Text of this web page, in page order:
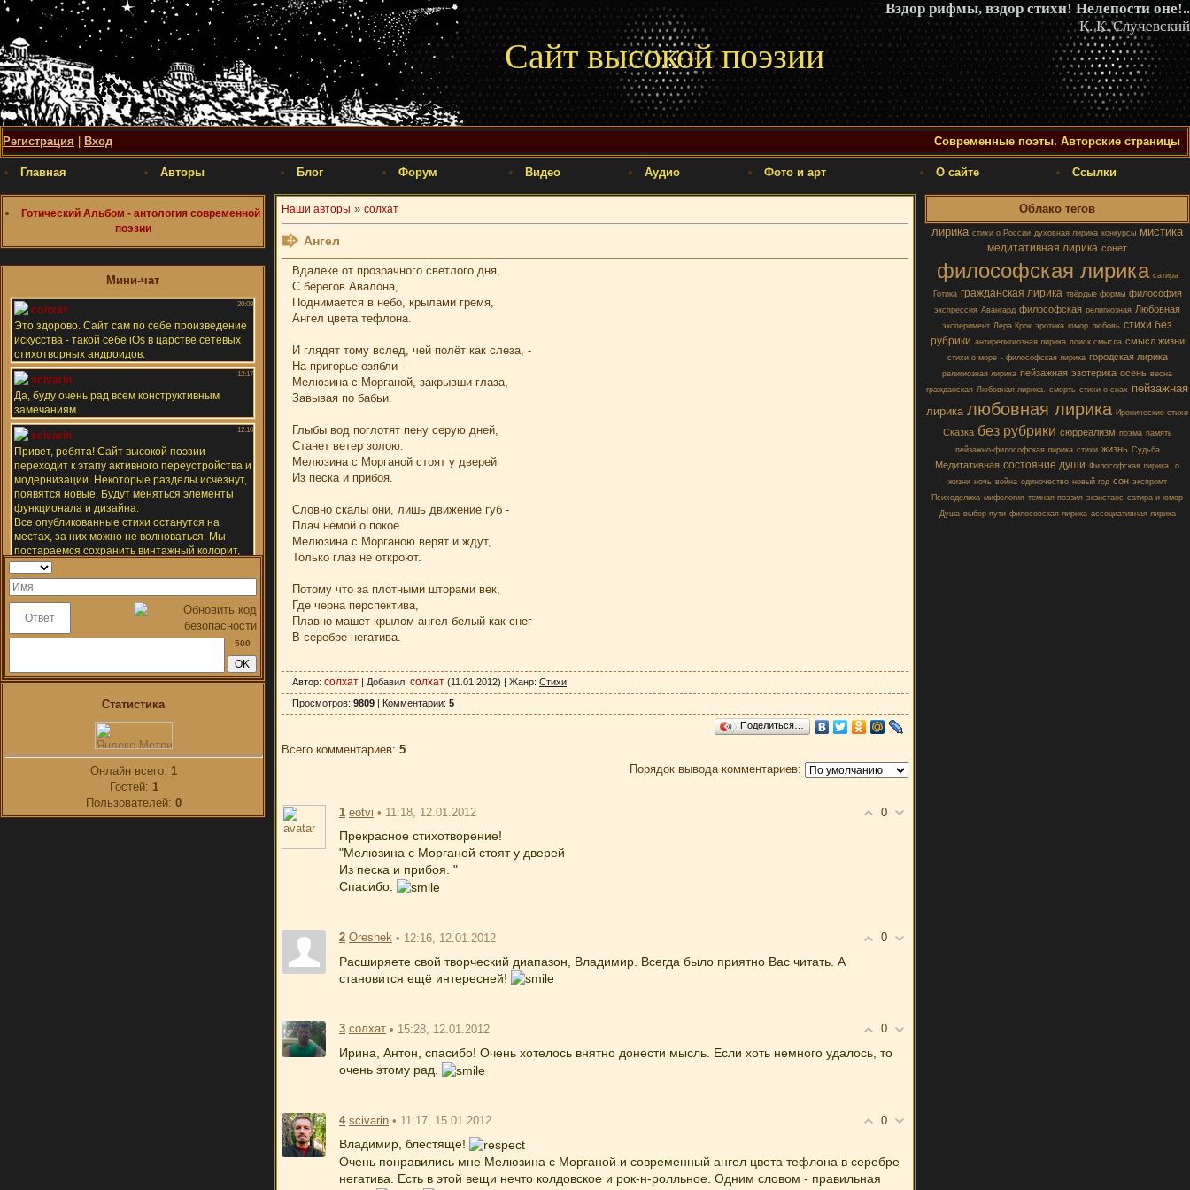
Вздор рифмы, вздор стихи! Нелепости оне!..
К. К. Случевский
Сайт высокой поэзии
Регистрация Вход Современные поэты. Авторские страницы
Главная Авторы Блог Форум Видео Аудио Фото и арт О сайте Ссылки
Готический Альбом - антология современной
поэзии
Мини-чат
500
Статистика
Онлайн всего: 1
Гостей: 1
Пользователей: 0
Наши авторы » солхат
Ангел
Вдалеке от прозрачного светлого дня,
С берегов Авалона,
Поднимается в небо, крылами гремя,
Ангел цвета тефлона.
И глядят тому вслед, чей полёт как слеза, -
На пригорье озябли -
Мелюзина с Морганой, закрывши глаза,
Завывая по бабьи.
Глыбы вод поглотят пену серую дней,
Станет ветер золою.
Мелюзина с Морганой стоят у дверей
Из песка и прибоя.
Словно скалы они, лишь движение губ -
Плач немой о покое.
Мелюзина с Морганою верят и ждут,
Только глаз не откроют.
Потому что за плотными шторами век,
Где черна перспектива,
Плавно машет крылом ангел белый как снег
В серебре негатива.
Автор: солхат Добавил: солхат (11.01.2012) | Жанр: Стихи
Просмотров: 9809 Комментарии: 5
Поделиться…
Всего комментариев: 5
Порядок вывода комментариев:
0
1 eotvi • 11:18, 12.01.2012
Прекрасное стихотворение!
"Мелюзина с Морганой стоят у дверей
Из песка и прибоя. "
Спасибо.
0
2 Oreshek • 12:16, 12.01.2012
Расширяете свой творческий диапазон, Владимир. Всегда было приятно Вас читать. А
становится ещё интересней!
0
3 солхат • 15:28, 12.01.2012
Ирина, Антон, спасибо! Очень хотелось внятно донести мысль. Если хоть немного удалось, то
очень этому рад.
0
4 scivarin • 11:17, 15.01.2012
Владимир, блестяще!
Очень понравились мне Мелюзина с Морганой и современный ангел цвета тефлона в серебре
негатива. Есть в этой вещи нечто колдовское и рок-н-ролльное. Одним словом - правильная
Облако тегов
лирика стихи о России духовная лирика конкурсы мистика
медитативная лирика сонет
философская лирика сатира
Готика гражданская лирика твёрдые формы философия
экспрессия Авангард философская религиозная Любовная
эксперимент Лера Крок эротика юмор любовь стихи без
рубрики антирелигиозная лирика поиск смысла смысл жизни
стихи о море - философская лирика городская лирика
религиозная лирика пейзажная эзотерика осень весна
гражданская Любовная лирика. смерть стихи о снах пейзажная
лирика любовная лирика Иронические стихи
Сказка без рубрики сюрреализм поэма память
пейзажно-философская лирика стихи жизнь Судьба
Медитативная состояние души Философская лирика. о
жизни ночь война одиночество новый год сон экспромт
Психоделика мифология темная поэзия экзистанс сатира и юмор
Душа выбор пути филосовская лирика ассоциативная лирика